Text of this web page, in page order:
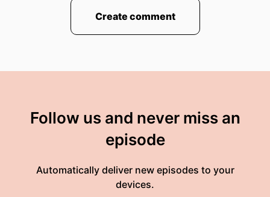
Create comment
Follow us and never miss an
episode
Automatically deliver new episodes to your
devices.